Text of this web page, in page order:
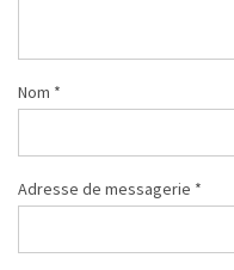
Nom *
Adresse de messagerie *